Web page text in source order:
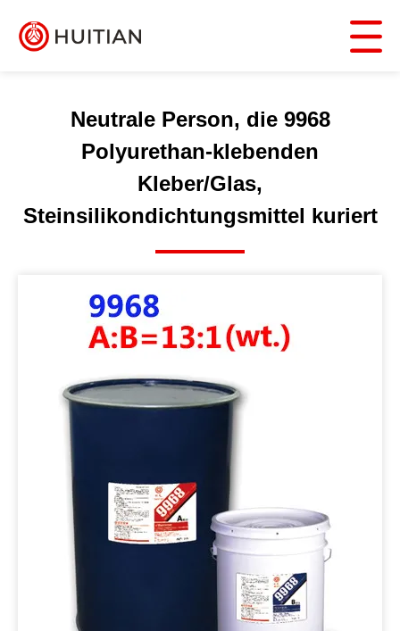
Neutrale Person, die 9968
Polyurethan-klebenden
Kleber/Glas,
Steinsilikondichtungsmittel kuriert